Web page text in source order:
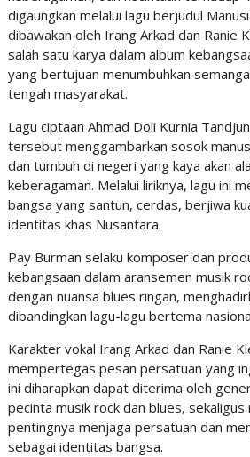
digaungkan melalui lagu berjudul
dibawakan oleh Irang Arkad dan Ranie
salah satu karya dalam album
yang bertujuan menumbuhkan
tengah masyarakat.
Lagu ciptaan Ahmad Doli Kurnia
tersebut menggambarkan sosok
dan tumbuh di negeri yang kaya akan
keberagaman. Melalui liriknya, lagu ini
bangsa yang santun, cerdas, berjiwa
identitas khas Nusantara.
Pay Burman selaku komposer dan
kebangsaan dalam aransemen musik
dengan nuansa blues ringan,
dibandingkan lagu-lagu bertema
Karakter vokal Irang Arkad dan Ranie
mempertegas pesan persatuan yang
ini diharapkan dapat diterima oleh
pecinta musik rock dan blues,
pentingnya menjaga persatuan dan
sebagai identitas bangsa.